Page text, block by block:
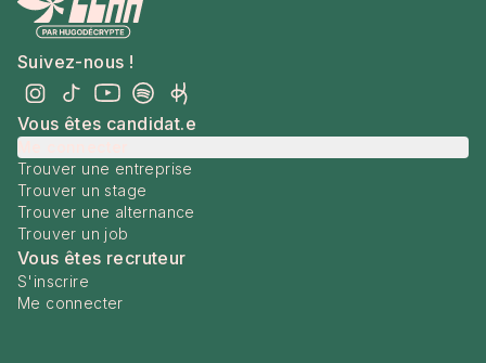
Suivez-nous !
Vous êtes candidat.e
Trouver une entreprise
Trouver un stage
Trouver une alternance
Trouver un job
Vous êtes recruteur
S'inscrire
Me connecter